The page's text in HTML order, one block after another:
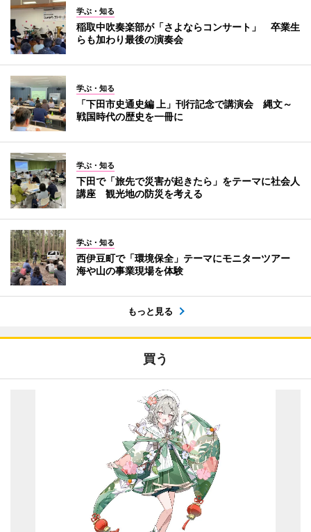
学ぶ・知る
稲取中吹奏楽部が「さよならコンサート」 卒業生
らも加わり最後の演奏会
学ぶ・知る
「下田市史通史編 上」刊行記念で講演会 縄文～
戦国時代の歴史を一冊に
学ぶ・知る
下田で「旅先で災害が起きたら」をテーマに社会人
講座 観光地の防災を考える
学ぶ・知る
西伊豆町で「環境保全」テーマにモニターツアー
海や山の事業現場を体験
もっと見る
買う